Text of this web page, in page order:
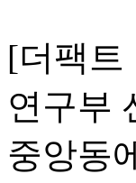
[더팩트
연구부
중앙동